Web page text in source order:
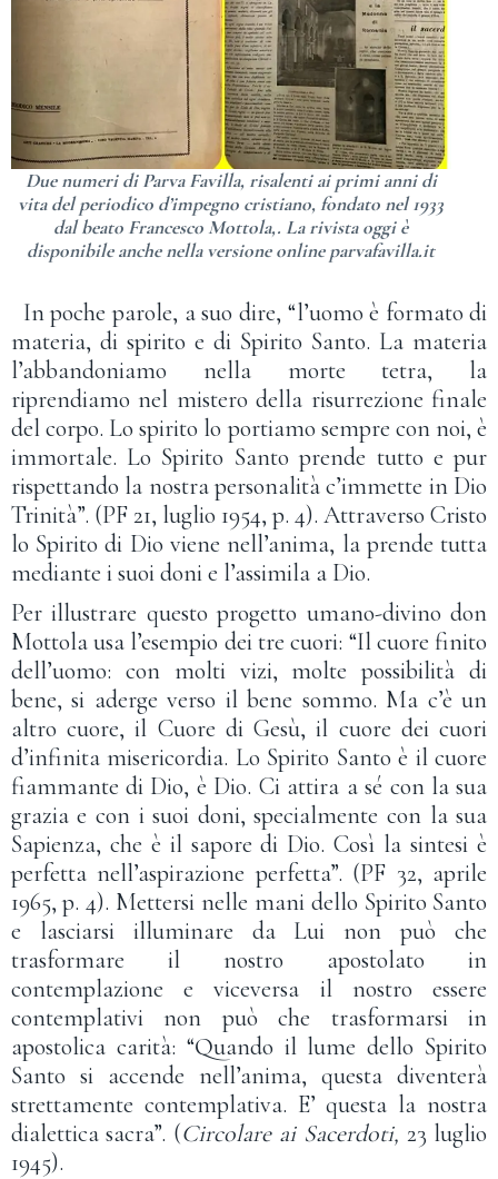
Due numeri di Parva Favilla, risalenti ai primi anni di
vita del periodico d’impegno cristiano, fondato nel 1933
dal beato Francesco Mottola,. La rivista oggi è
disponibile anche nella versione online parvafavilla.it
In poche parole, a suo dire, “l’uomo è formato di
materia, di spirito e di Spirito Santo. La materia
l’abbandoniamo nella morte tetra, la
riprendiamo nel mistero della risurrezione finale
del corpo. Lo spirito lo portiamo sempre con noi, è
immortale. Lo Spirito Santo prende tutto e pur
rispettando la nostra personalità c’immette in Dio
Trinità”. (PF 21, luglio 1954, p. 4). Attraverso Cristo
lo Spirito di Dio viene nell’anima, la prende tutta
mediante i suoi doni e l’assimila a Dio.
Per illustrare questo progetto umano-divino don
Mottola usa l’esempio dei tre cuori: “Il cuore finito
dell’uomo: con molti vizi, molte possibilità di
bene, si aderge verso il bene sommo. Ma c’è un
altro cuore, il Cuore di Gesù, il cuore dei cuori
d’infinita misericordia. Lo Spirito Santo è il cuore
fiammante di Dio, è Dio. Ci attira a sé con la sua
grazia e con i suoi doni, specialmente con la sua
Sapienza, che è il sapore di Dio. Così la sintesi è
perfetta nell’aspirazione perfetta”. (PF 32, aprile
1965, p. 4). Mettersi nelle mani dello Spirito Santo
e lasciarsi illuminare da Lui non può che
trasformare il nostro apostolato in
contemplazione e viceversa il nostro essere
contemplativi non può che trasformarsi in
apostolica carità: “Quando il lume dello Spirito
Santo si accende nell’anima, questa diventerà
strettamente contemplativa. E’ questa la nostra
dialettica sacra”. (Circolare ai Sacerdoti, 23 luglio
1945).